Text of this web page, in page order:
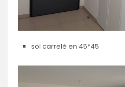
sol carrelé en 45*45